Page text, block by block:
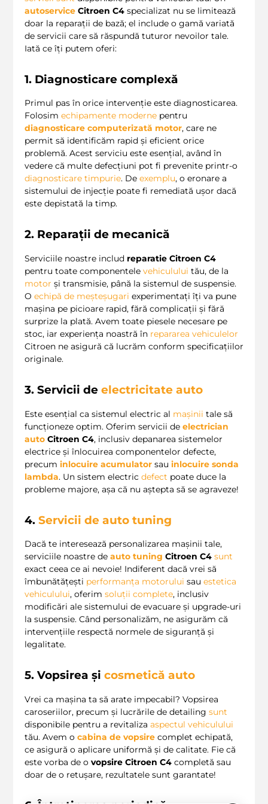
autoservice Citroen C4 specializat nu se limitează
doar la reparații de bază; el include o gamă variată
de servicii care să răspundă tuturor nevoilor tale.
Iată ce îți putem oferi:
1. Diagnosticare complexă
Primul pas în orice intervenție este diagnosticarea.
Folosim echipamente moderne pentru
diagnosticare computerizată motor, care ne
permit să identificăm rapid și eficient orice
problemă. Acest serviciu este esențial, având în
vedere că multe defecțiuni pot fi prevenite printr-o
diagnosticare timpurie. De exemplu, o eronare a
sistemului de injecție poate fi remediată ușor dacă
este depistată la timp.
2. Reparații de mecanică
Serviciile noastre includ reparatie Citroen C4
pentru toate componentele vehiculului tău, de la
motor și transmisie, până la sistemul de suspensie.
O echipă de meșteșugari experimentați îți va pune
mașina pe picioare rapid, fără complicații și fără
surprize la plată. Avem toate piesele necesare pe
stoc, iar experiența noastră în repararea vehiculelor
Citroen ne asigură că lucrăm conform specificațiilor
originale.
3. Servicii de electricitate auto
Este esențial ca sistemul electric al mașinii tale să
funcționeze optim. Oferim servicii de electrician
auto Citroen C4, inclusiv depanarea sistemelor
electrice și înlocuirea componentelor defecte,
precum inlocuire acumulator sau inlocuire sonda
lambda. Un sistem electric defect poate duce la
probleme majore, așa că nu aștepta să se agraveze!
4. Servicii de auto tuning
Dacă te interesează personalizarea mașinii tale,
serviciile noastre de auto tuning Citroen C4 sunt
exact ceea ce ai nevoie! Indiferent dacă vrei să
îmbunătățești performanța motorului sau estetica
vehiculului, oferim soluții complete, inclusiv
modificări ale sistemului de evacuare și upgrade-uri
la suspensie. Când personalizăm, ne asigurăm că
intervențiile respectă normele de siguranță și
legalitate.
5. Vopsirea și cosmetică auto
Vrei ca mașina ta să arate impecabil? Vopsirea
caroseriilor, precum și lucrările de detailing sunt
disponibile pentru a revitaliza aspectul vehiculului
tău. Avem o cabina de vopsire complet echipată,
ce asigură o aplicare uniformă și de calitate. Fie că
este vorba de o vopsire Citroen C4 completă sau
doar de o retușare, rezultatele sunt garantate!